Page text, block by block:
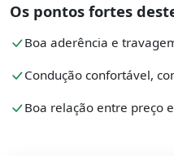
Os pontos fortes
Boa aderência e
Condução confortável,
Boa relação entre preço